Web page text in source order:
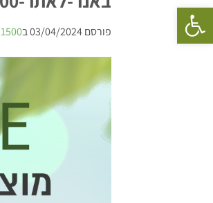
פתח סרגל נגישות
פורסם03/04/2024ב1500 × 1000